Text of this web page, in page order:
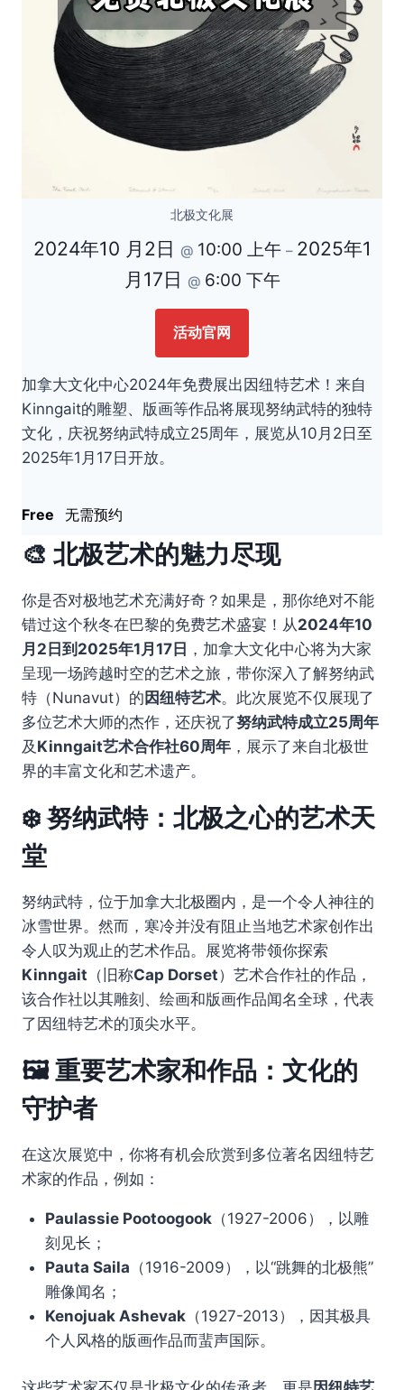
北极文化展
2024年10 月2日 @ 10:00 上午 – 2025年1
月17日 @ 6:00 下午
活动官网
加拿大文化中心2024年免费展出因纽特艺术！来自
Kinngait的雕塑、版画等作品将展现努纳武特的独特
文化，庆祝努纳武特成立25周年，展览从10月2日至
2025年1月17日开放。
Free 无需预约
🎨 北极艺术的魅力尽现
你是否对极地艺术充满好奇？如果是，那你绝对不能
错过这个秋冬在巴黎的免费艺术盛宴！从2024年10
月2日到2025年1月17日 ，加拿大文化中心将为大家
呈现一场跨越时空的艺术之旅，带你深入了解努纳武
特（Nunavut）的因纽特艺术。此次展览不仅展现了
多位艺术大师的杰作，还庆祝了努纳武特成立25周年
及 Kinngait艺术合作社60周年 ，展示了来自北极世
界的丰富文化和艺术遗产。
❄️ 努纳武特：北极之心的艺术天
堂
努纳武特，位于加拿大北极圈内，是一个令人神往的
冰雪世界。然而，寒冷并没有阻止当地艺术家创作出
令人叹为观止的艺术作品。展览将带领你探索
Kinngait （旧称Cap Dorset）艺术合作社的作品，
该合作社以其雕刻、绘画和版画作品闻名全球，代表
了因纽特艺术的顶尖水平。
🖼️ 重要艺术家和作品：文化的
守护者
在这次展览中，你将有机会欣赏到多位著名因纽特艺
术家的作品，例如：
Paulassie Pootoogook（1927-2006），以雕
刻见长；
Pauta Saila （1916-2009），以“跳舞的北极熊”
雕像闻名；
Kenojuak Ashevak（1927-2013），因其极具
个人风格的版画作品而蜚声国际。